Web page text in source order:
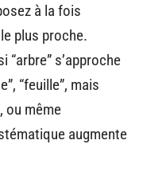
à la fois
plus proche.
“arbre” s’approche
“feuille”, mais
ou même
augmente